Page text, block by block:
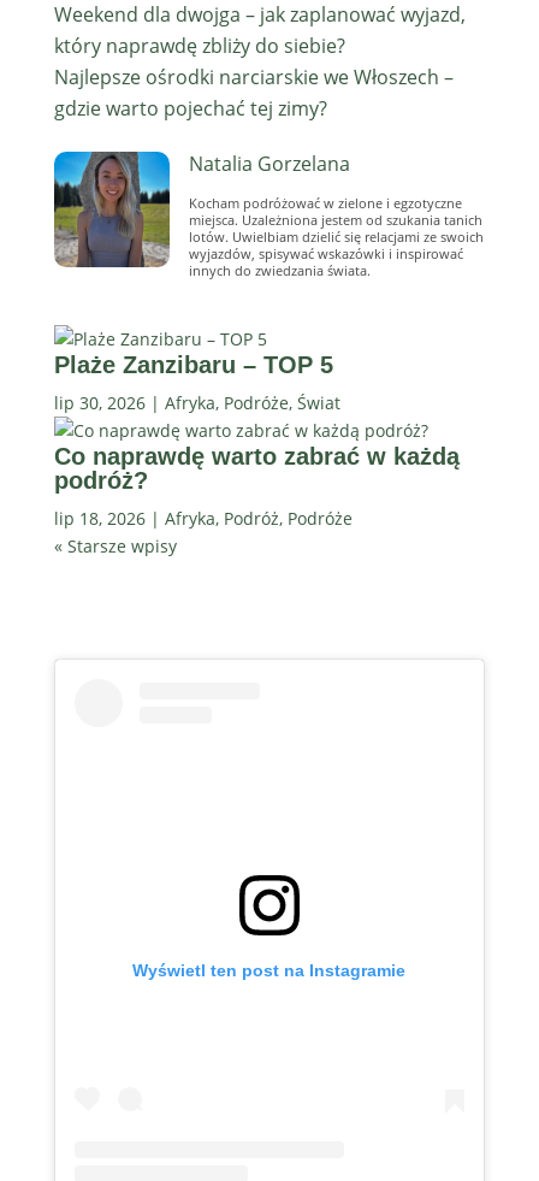
Weekend dla dwojga – jak zaplanować wyjazd,
który naprawdę zbliży do siebie?
Najlepsze ośrodki narciarskie we Włoszech –
gdzie warto pojechać tej zimy?
Natalia Gorzelana
Kocham podróżować w zielone i egzotyczne
miejsca. Uzależniona jestem od szukania tanich
lotów. Uwielbiam dzielić się relacjami ze swoich
wyjazdów, spisywać wskazówki i inspirować
innych do zwiedzania świata.
Plaże Zanzibaru – TOP 5
lip 30, 2026| Afryka, Podróże, Świat
Co naprawdę warto zabrać w każdą
podróż?
lip 18, 2026| Afryka, Podróż, Podróże
« Starsze wpisy
Wyświetl ten post na Instagramie